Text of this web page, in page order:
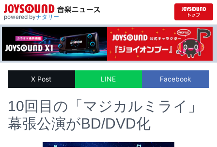
powered byナタリー
X Post LINE Facebook
10回目の「マジカルミライ」
幕張公演がBD/DVD化